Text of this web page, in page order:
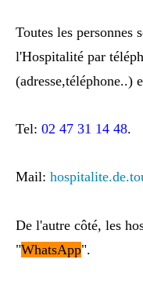
Toutes les personnes
l'Hospitalité par
(adresse,téléphone..)
Tel: 02 47 31 14 48.
Mail:
De l'autre côté, les
"WhatsApp".